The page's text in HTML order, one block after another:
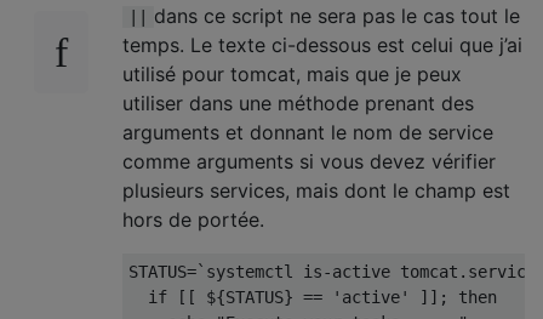
dans ce script ne sera pas le cas tout le
temps. Le texte ci-dessous est celui que j’ai
utilisé pour tomcat, mais que je peux
utiliser dans une méthode prenant des
arguments et donnant le nom de service
comme arguments si vous devez vérifier
plusieurs services, mais dont le champ est
hors de portée.
STATUS=`systemctl is-active
if
[[ ${STATUS} == 'active' ]];
then